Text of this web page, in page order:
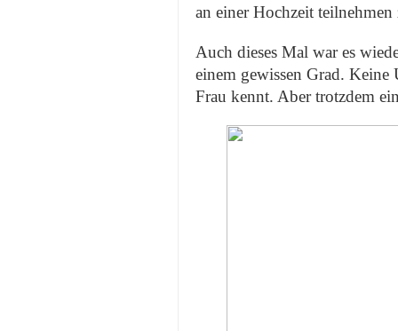
an einer Hochzeit teilnehmen
Auch dieses Mal war es
einem gewissen Grad. Keine
Frau kennt. Aber trotzdem